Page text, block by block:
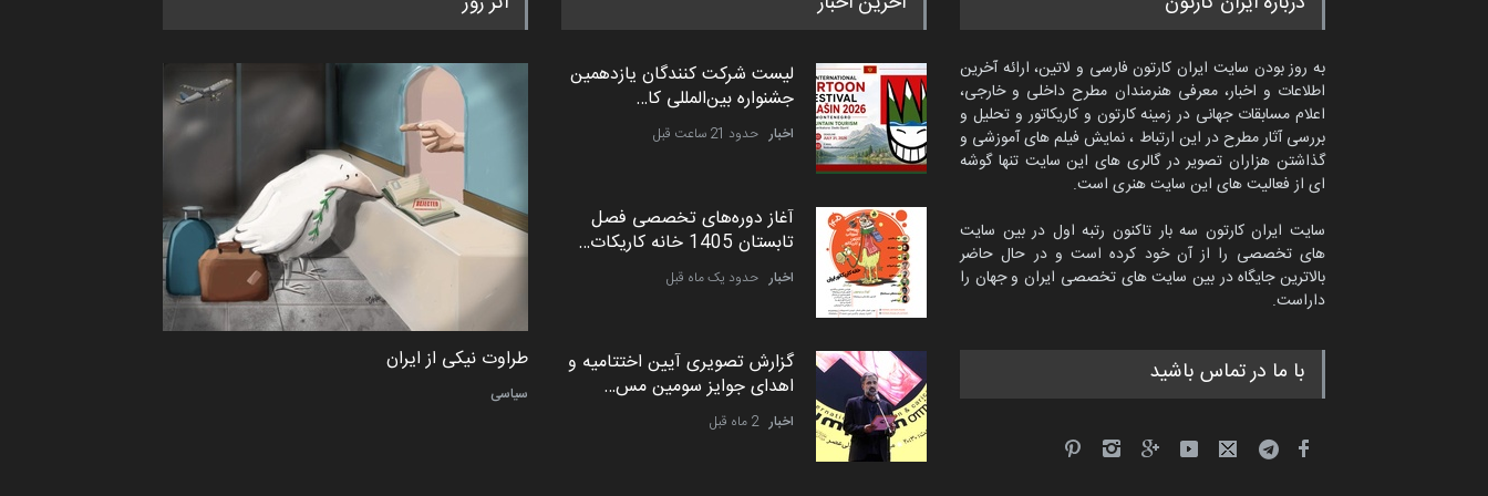
مسابقه بین‌المللی کارتون آیدین
دوغان، ترکیه،…
مهلت 2 ماه دیگر
پنجمین مسابقۀ بین‌المللی کارتون
CARTUNION ، …
به روز بودن سایت ایران کارتون فارسی و لاتین، ارائه آخرین
اطلاعات و اخبار، معرفی هنرمندان مطرح داخلی و خارجی،
اعلام مسابقات جهانی در زمینه کارتون و کاریکاتور و تحلیل و
بررسی آثار مطرح در این ارتباط ، نمایش فیلم های آموزشی و
گذاشتن هزاران تصویر در گالری های این سایت تنها گوشه
ای از فعالیت های این سایت هنری است.
سایت ایران کارتون سه بار تاکنون رتبه اول در بین سایت
های تخصصی را از آن خود کرده است و در حال حاضر
بالاترین جایگاه در بین سایت های تخصصی ایران و جهان را
داراست.
با ما در تماس باشید
لیست شرکت کنندگان یازدهمین
جشنواره بین‌المللی کا…
اخبار حدود 21 ساعت قبل
آغاز دوره‌های تخصصی فصل
تابستان 1405 خانه کاریکات…
اخبار حدود یک ماه قبل
گزارش تصویری آیین اختتامیه و
اهدای جوایز سومین مس…
اخبار 2 ماه قبل
طراوت نیکی از ایران
سیاسی
طراوت نیکی از ایران
کارتون
ماتیاس تولسا از اسپانیا
کاریکاتور